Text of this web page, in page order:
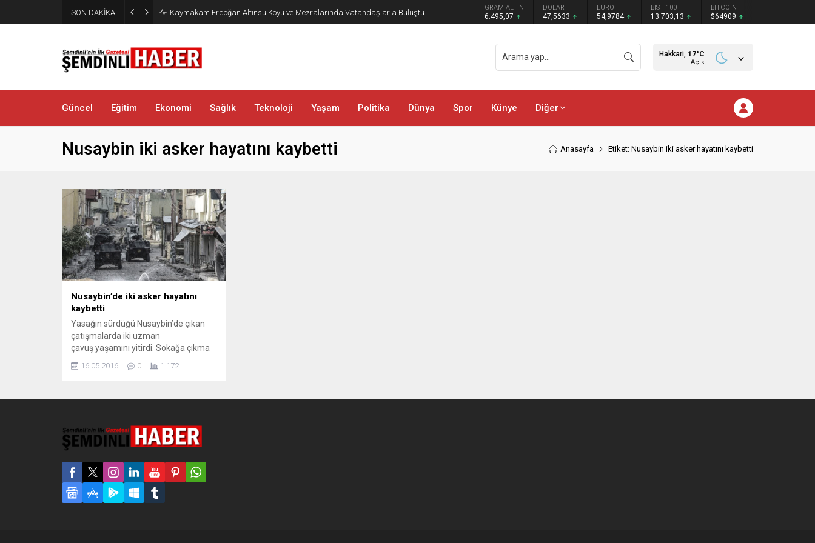
SON DAKİKA Kaymakam Erdoğan Altınsu Köyü ve Mezralarında Vatandaşlarla Buluştu GRAM ALTIN
6.495,07
DOLAR
47,5633
EURO
54,9784
BIST 100
13.703,13
BITCOIN
$64909
Hakkari, 17°C
Açık
Güncel Eğitim Ekonomi Sağlık Teknoloji Yaşam Politika Dünya Spor Künye Diğer
Nusaybin iki asker hayatını kaybetti Anasayfa Etiket: Nusaybin iki asker hayatını kaybetti
Nusaybin’de iki asker hayatını
kaybetti
Yasağın sürdüğü Nusaybin’de çıkan
çatışmalarda iki uzman
çavuş yaşamını yitirdi. Sokağa çıkma
sürdüğü Mardin’in Nusaybin ilçesinde
Devlet Hastanesi’ne kaldırılan ağır
yaralı asker, yapılan müdahalelere
kaybetti. Akşamüzeri Jandarma...
16.05.2016 0 1.172